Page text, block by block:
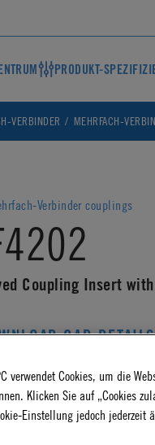
PRODUKT-
VERBINDER MEHRFACH-
Verbinder couplings
Coupling Insert
CAD DETAILS
verwendet Cookies, um die
Klicken Sie auf „Cookies
Einstellung jedoch jederzeit